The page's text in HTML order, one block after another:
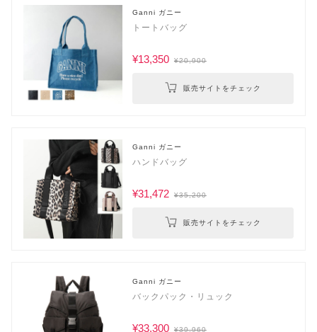
Ganni ガニー
トートバッグ
¥13,350 ¥20,900
販売サイトをチェック
Ganni ガニー
ハンドバッグ
¥31,472 ¥35,200
販売サイトをチェック
Ganni ガニー
バックパック・リュック
¥33,300 ¥39,960